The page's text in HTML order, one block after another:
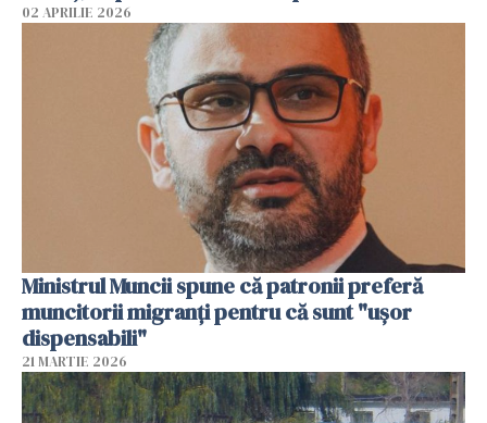
02 APRILIE 2026
Ministrul Muncii spune că patronii preferă
muncitorii migranți pentru că sunt "uşor
dispensabili"
21 MARTIE 2026